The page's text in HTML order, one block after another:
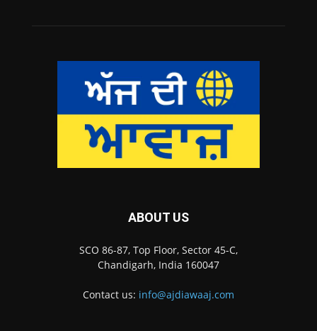
ABOUT US
SCO 86-87, Top Floor, Sector 45-C,
Chandigarh, India 160047
Contact us: info@ajdiawaaj.com